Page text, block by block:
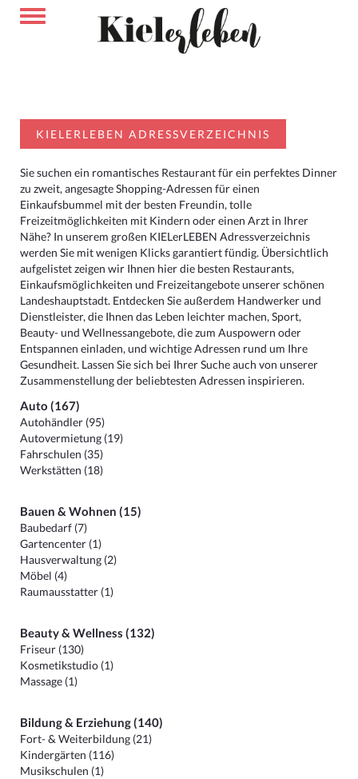
KIELERLEBEN ADRESSVERZEICHNIS
Sie suchen ein romantisches Restaurant für ein perfektes Dinner
zu zweit, angesagte Shopping-Adressen für einen
Einkaufsbummel mit der besten Freundin, tolle
Freizeitmöglichkeiten mit Kindern oder einen Arzt in Ihrer
Nähe? In unserem großen KIELerLEBEN Adressverzeichnis
werden Sie mit wenigen Klicks garantiert fündig. Übersichtlich
aufgelistet zeigen wir Ihnen hier die besten Restaurants,
Einkaufsmöglichkeiten und Freizeitangebote unserer schönen
Landeshauptstadt. Entdecken Sie außerdem Handwerker und
Dienstleister, die Ihnen das Leben leichter machen, Sport,
Beauty- und Wellnessangebote, die zum Auspowern oder
Entspannen einladen, und wichtige Adressen rund um Ihre
Gesundheit. Lassen Sie sich bei Ihrer Suche auch von unserer
Zusammenstellung der beliebtesten Adressen inspirieren.
Auto (167)
Autohändler (95)
Autovermietung (19)
Fahrschulen (35)
Werkstätten (18)
Bauen & Wohnen (15)
Baubedarf (7)
Gartencenter (1)
Hausverwaltung (2)
Möbel (4)
Raumausstatter (1)
Beauty & Wellness (132)
Friseur (130)
Kosmetikstudio (1)
Massage (1)
Bildung & Erziehung (140)
Fort- & Weiterbildung (21)
Kindergärten (116)
Musikschulen (1)